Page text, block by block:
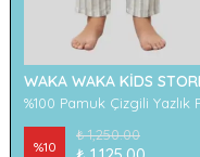
WAKA WAKA KİDS
%10
₺ 1,250.00